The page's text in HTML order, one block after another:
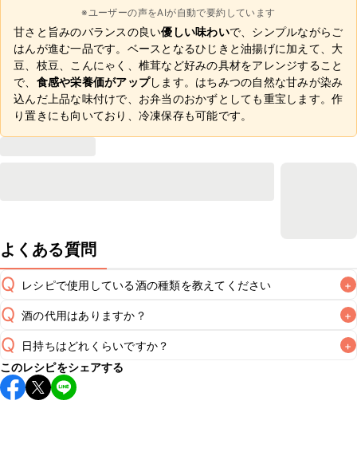
※ユーザーの声をAIが自動で要約しています
甘さと旨みのバランスの良い優しい味わいで、シンプルながらご
はんが進む一品です。ベースとなるひじきと油揚げに加えて、大
豆、枝豆、こんにゃく、椎茸など好みの具材をアレンジすること
で、 食感や栄養価がアップします。はちみつの自然な甘みが染み
込んだ上品な味付けで、お弁当のおかずとしても重宝します。作
り置きにも向いており、冷凍保存も可能です。
よくある質問
Q レシピで使用している酒の種類を教えてください +
A
Q 酒の代用はありますか？ +
A
Q 日持ちはどれくらいですか？ +
保存期間は冷蔵で2~3日が目安です。なるべくお早めにお召
し上がりください。
このレシピをシェアする